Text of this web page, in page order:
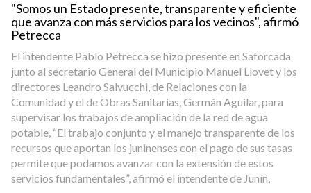
"Somos un Estado presente, transparente y eficiente
que avanza con más servicios para los vecinos", afirmó
Petrecca
El intendente Pablo Petrecca se hizo presente en Saforcada
junto al secretario General del Municipio Manuel Llovet y los
directores Leandro Salvucchi, de Relaciones con la
Comunidad y el de Obras Sanitarias, Germán Aguilar, para
supervisar los trabajos de ampliación de la red de agua
potable, “El trabajo conjunto y el manejo transparente de los
recursos que aportan los juninenses con el pago de sus tasas
permite que podamos avanzar con la extensión de estos
servicios fundamentales”, afirmó el intendente de Junín,